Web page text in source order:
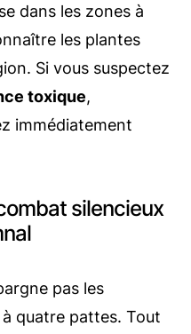
dans les zones à
les plantes
Si vous suspectez
toxique,
immédiatement
silencieux
pas les
quatre pattes. Tout